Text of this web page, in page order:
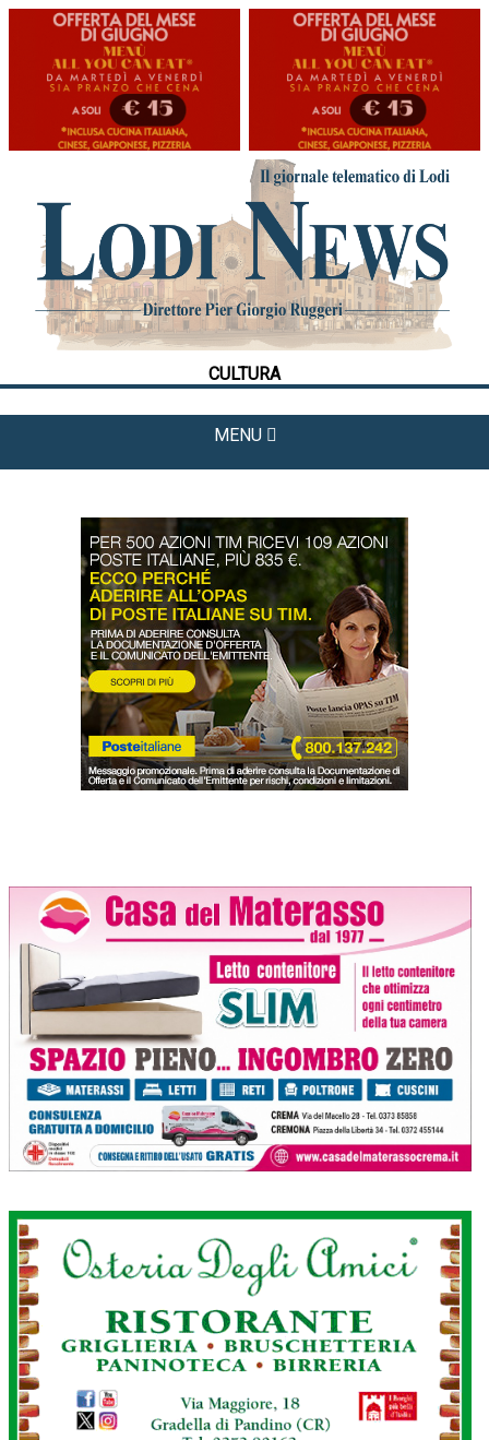
CULTURA
MENU
HOME
CRONACA
POLITICA
LA FOTO
METEO
CULTURA
DAL TERRITORIO
OROSCOPO
LA PIAZZA
ANIMALI
OCCHIO ALLA TRUFFA
NECROLOGI